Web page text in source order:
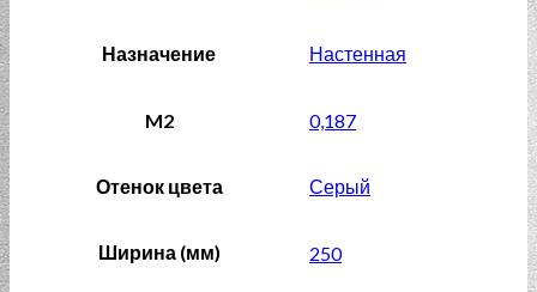
Назначение Настенная
M2 0,187
Отенок цвета Серый
Ширина (мм) 250